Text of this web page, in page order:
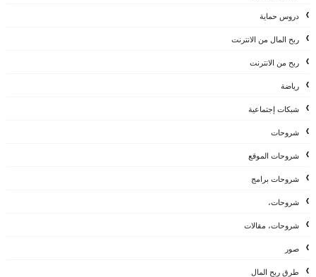
دروس حماية
ربح المال من الانترنت
ربح من الانترنت
رياضة
شبكات إجتماعية
شروحات
شروحات الموقع
شروحات برامج
شروحات،
شروحات، مقالات
صور
طرق ربح المال